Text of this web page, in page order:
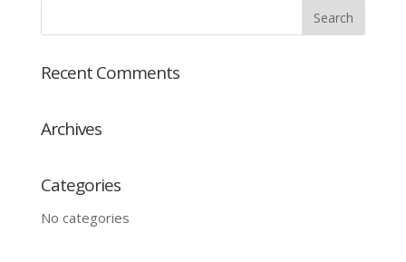
Recent Comments
Archives
Categories
No categories